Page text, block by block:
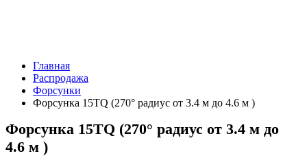
Главная
Распродажа
Форсунки
Форсунка 15TQ (270° радиус от 3.4 м до 4.6 м )
Форсунка 15TQ (270° радиус от 3.4 м до
4.6 м )